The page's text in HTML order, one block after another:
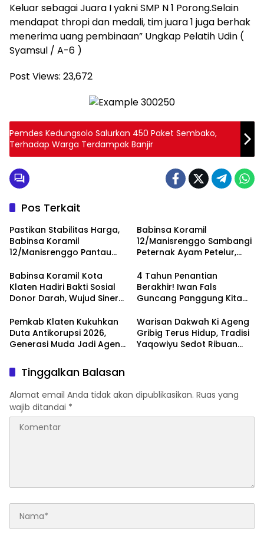
Keluar sebagai Juara I yakni SMP N 1 Porong.Selain
mendapat thropi dan medali, tim juara 1 juga berhak
menerima uang pembinaan” Ungkap Pelatih Udin (
Syamsul / A-6 )
Post Views: 23,672
Pemdes Kedungsolo Salurkan 450 Paket Sembako,
Terhadap Warga Terdampak Banjir
Pos Terkait
Pastikan Stabilitas Harga,
Babinsa Koramil
12/Manisrenggo Pantau
Klewer
Babinsa Koramil
12/Manisrenggo Sambangi
Peternak Ayam Petelur,
Dan Perekonomian Warga
Babinsa Koramil Kota
Klaten Hadiri Bakti Sosial
Donor Darah, Wujud Sinergi
Ketersediaan Stok Darah
4 Tahun Penantian
Berakhir! Iwan Fals
Guncang Panggung Kita
Ayolah Mulai
Pemkab Klaten Kukuhkan
Duta Antikorupsi 2026,
Generasi Muda Jadi Agen
Warisan Dakwah Ki Ageng
Gribig Terus Hidup, Tradisi
Yaqowiyu Sedot Ribuan
Tinggalkan Balasan
Alamat email Anda tidak akan dipublikasikan. Ruas yang
wajib ditandai *